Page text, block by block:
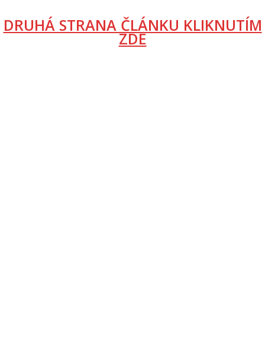
DRUHÁ STRANA ČLÁNKU KLIKNUTÍM
ZDE